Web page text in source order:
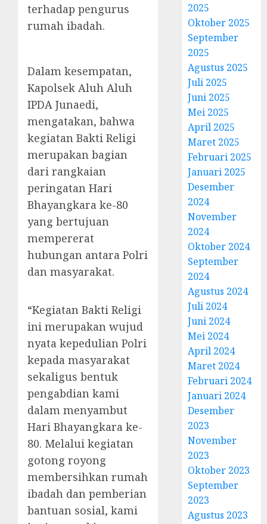
terhadap pengurus
rumah ibadah.
Dalam kesempatan,
Kapolsek Aluh Aluh
IPDA Junaedi,
mengatakan, bahwa
kegiatan Bakti Religi
merupakan bagian
dari rangkaian
peringatan Hari
Bhayangkara ke-80
yang bertujuan
mempererat
hubungan antara Polri
dan masyarakat.
“Kegiatan Bakti Religi
ini merupakan wujud
nyata kepedulian Polri
kepada masyarakat
sekaligus bentuk
pengabdian kami
dalam menyambut
Hari Bhayangkara ke-
80. Melalui kegiatan
gotong royong
membersihkan rumah
ibadah dan pemberian
bantuan sosial, kami
2025
Oktober 2025
September
2025
Agustus 2025
Juli 2025
Juni 2025
Mei 2025
April 2025
Maret 2025
Februari 2025
Januari 2025
Desember
2024
November
2024
Oktober 2024
September
2024
Agustus 2024
Juli 2024
Juni 2024
Mei 2024
April 2024
Maret 2024
Februari 2024
Januari 2024
Desember
2023
November
2023
Oktober 2023
September
2023
Agustus 2023